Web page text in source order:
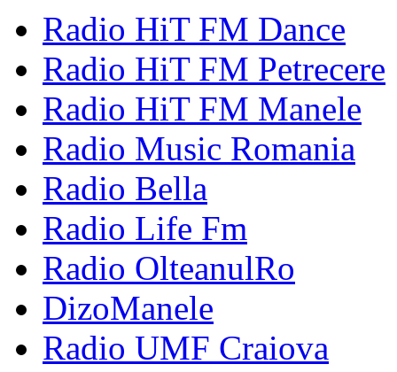
Radio HiT FM Dance
Radio HiT FM Petrecere
Radio HiT FM Manele
Radio Music Romania
Radio Bella
Radio Life Fm
Radio OlteanulRo
DizoManele
Radio UMF Craiova